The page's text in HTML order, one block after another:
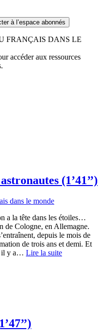
FRANÇAIS DANS LE
accéder aux ressources
(1’41’’)
dans le monde
a la tête dans les étoiles…
de Cologne, en Allemagne.
depuis le mois de
de trois ans et demi. Et
il y a… Lire la suite